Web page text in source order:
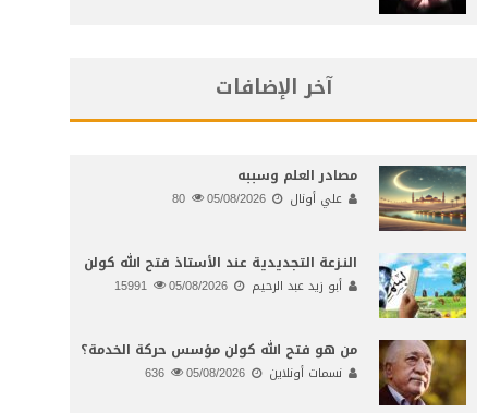
آخر الإضافات
مصادر العلم وسببه
علي أونال 05/08/2026
النـزعة التجديدية عند الأستاذ فتح الله كولن
أبو زيد عبد الرحيم 05/08/2026
من هو فتح الله كولن مؤسس حركة الخدمة؟
نسمات أونلاين 05/08/2026